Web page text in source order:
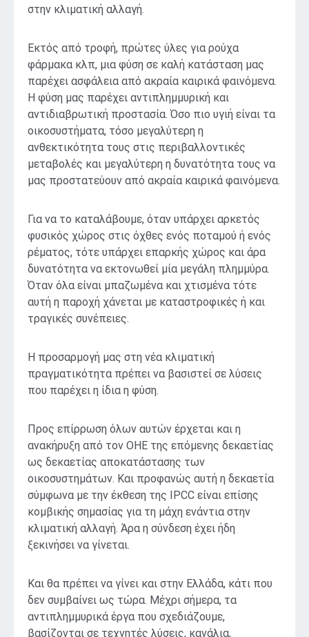
στην κλιματική αλλαγή.
Εκτός από τροφή, πρώτες ύλες για ρούχα
φάρμακα κλπ, μια φύση σε καλή κατάσταση μας
παρέχει ασφάλεια από ακραία καιρικά φαινόμενα.
Η φύση μας παρέχει αντιπλημμυρική και
αντιδιαβρωτική προστασία. Όσο πιο υγιή είναι τα
οικοσυστήματα, τόσο μεγαλύτερη η
ανθεκτικότητα τους στις περιβαλλοντικές
μεταβολές και μεγαλύτερη η δυνατότητα τους να
μας προστατεύουν από ακραία καιρικά φαινόμενα.
Για να το καταλάβουμε, όταν υπάρχει αρκετός
φυσικός χώρος στις όχθες ενός ποταμού ή ενός
ρέματος, τότε υπάρχει επαρκής χώρος και άρα
δυνατότητα να εκτονωθεί μία μεγάλη πλημμύρα.
Όταν όλα είναι μπαζωμένα και χτισμένα τότε
αυτή η παροχή χάνεται με καταστροφικές ή και
τραγικές συνέπειες.
Η προσαρμογή μας στη νέα κλιματική
πραγματικότητα πρέπει να βασιστεί σε λύσεις
που παρέχει η ίδια η φύση.
Προς επίρρωση όλων αυτών έρχεται και η
ανακήρυξη από τον ΟΗΕ της επόμενης δεκαετίας
ως δεκαετίας αποκατάστασης των
οικοσυστημάτων. Και προφανώς αυτή η δεκαετία
σύμφωνα με την έκθεση της IPCC είναι επίσης
κομβικής σημασίας για τη μάχη ενάντια στην
κλιματική αλλαγή. Άρα η σύνδεση έχει ήδη
ξεκινήσει να γίνεται.
Και θα πρέπει να γίνει και στην Ελλάδα, κάτι που
δεν συμβαίνει ως τώρα. Μέχρι σήμερα, τα
αντιπλημμυρικά έργα που σχεδιάζουμε,
βασίζονται σε τεχνητές λύσεις, κανάλια,